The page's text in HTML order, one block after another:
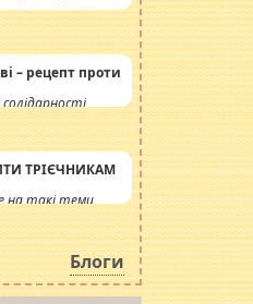
– рецепт проти
ТРІЄЧНИКАМ
на такі теми,
сьогоднішні
питання.
соціальна
Блоги